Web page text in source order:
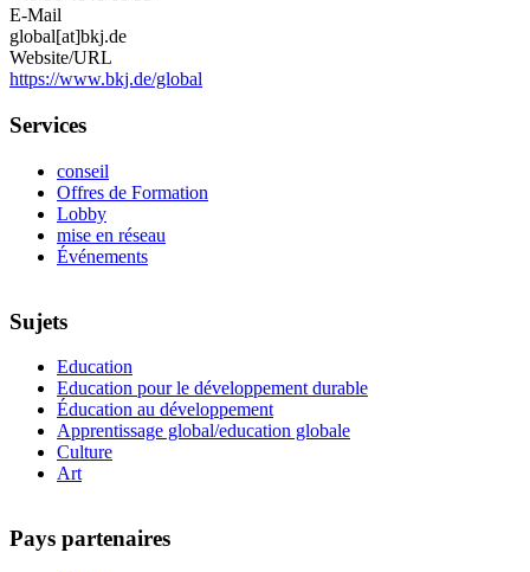
E-Mail
global[at]bkj.de
Website/URL
https://www.bkj.de/global
Services
conseil
Offres de Formation
Lobby
mise en réseau
Événements
Sujets
Education
Education pour le développement durable
Éducation au développement
Apprentissage global/education globale
Culture
Art
Pays partenaires